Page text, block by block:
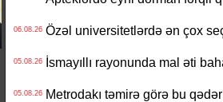
06.08.26Özəl universitetlərdə ən çox
05.08.26İsmayıllı rayonunda mal əti
05.08.26Metrodakı təmirə görə bu